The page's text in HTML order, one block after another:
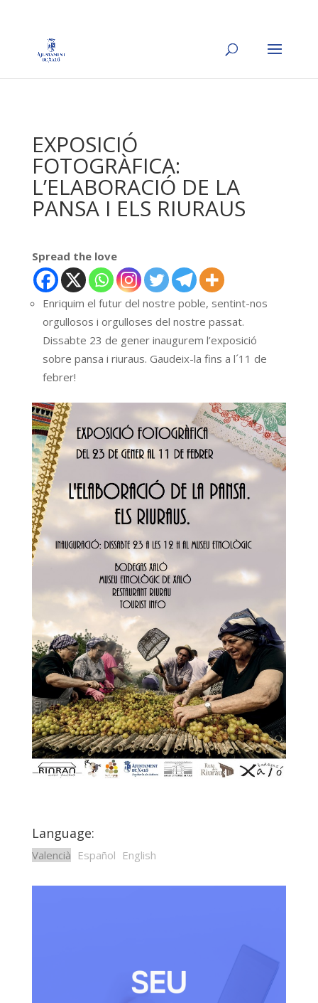
EXPOSICIÓ
FOTOGRÀFICA:
L’ELABORACIÓ DE LA
PANSA I ELS RIURAUS
Spread the love
Enriquim el futur del nostre poble, sentint-nos
orgullosos i orgulloses del nostre passat.
Dissabte 23 de gener inaugurem l’exposició
sobre pansa i riuraus. Gaudeix-la fins a l´11 de
febrer!
Language:
Valencià Español English